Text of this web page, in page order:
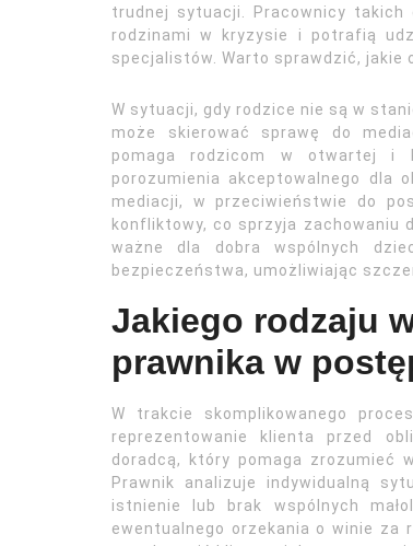
trudnej sytuacji. Pracownicy
rodzinami w kryzysie i potrafią
specjalistów. Warto sprawdzić, jakie
W sytuacji, gdy rodzice nie są w
może skierować sprawę do
pomaga rodzicom w otwartej i
porozumienia akceptowalnego dla
mediacji, w przeciwieństwie do
konfliktowy, co sprzyja zachowaniu
ważne dla dobra wspólnych
bezpieczeństwa, umożliwiając
Jakiego rodzaju
prawnika w
W trakcie skomplikowanego
reprezentowanie klienta przed
doradcą, który pomaga zrozumieć
Prawnik analizuje indywidualną
istnienie lub brak wspólnych
ewentualnego orzekania o winie za